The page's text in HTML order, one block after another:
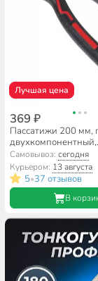
Лучшая цена
369 ₽
Пассатижи 200 мм,
двухкомпонентный,
углеродистая сталь,
Профи, 11023
Самовывоз:сегодня
Курьером: 13 августа
5•37 отзывов
В